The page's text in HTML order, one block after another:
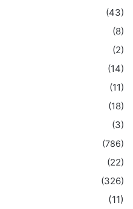
(43)
(8)
(2)
(14)
(11)
(18)
(3)
(786)
(22)
(326)
(11)